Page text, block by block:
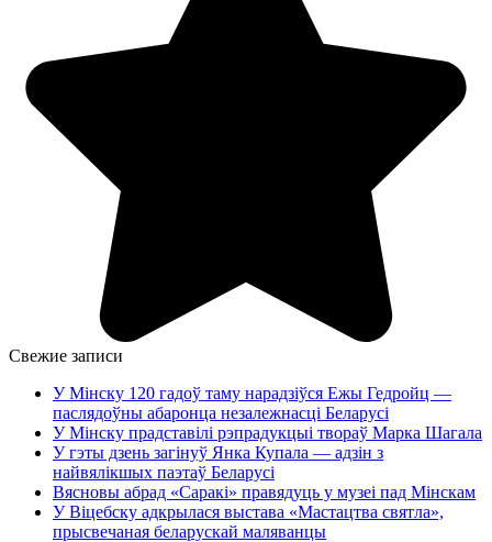
Свежие записи
У Мінску 120 гадоў таму нарадзіўся Ежы Гедройц —
паслядоўны абаронца незалежнасці Беларусі
У Мінску прадставілі рэпрадукцыі твораў Марка Шагала
У гэты дзень загінуў Янка Купала — адзін з
найвялікшых паэтаў Беларусі
Вясновы абрад «Саракі» правядуць у музеі пад Мінскам
У Віцебску адкрылася выстава «Мастацтва святла»,
прысвечаная беларускай маляванцы